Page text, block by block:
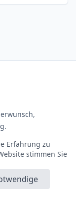
Erfahrung zu
stimmen Sie